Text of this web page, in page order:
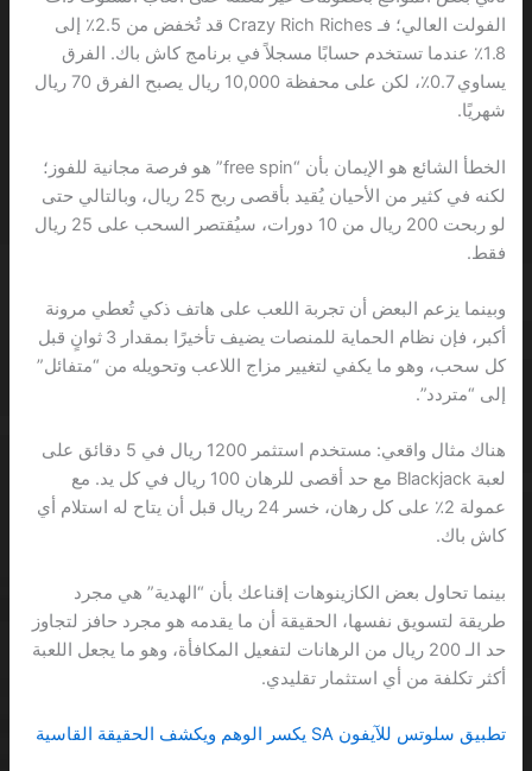
الفولت العالي؛ فـ Crazy Rich Riches قد تُخفض من 2.5٪ إلى
1.8٪ عندما تستخدم حسابًا مسجلاً في برنامج كاش باك. الفرق
يساوي 0.7٪، لكن على محفظة 10,000 ريال يصبح الفرق 70 ريال
شهريًا.
الخطأ الشائع هو الإيمان بأن “free spin” هو فرصة مجانية للفوز؛
لكنه في كثير من الأحيان يُقيد بأقصى ربح 25 ريال، وبالتالي حتى
لو ربحت 200 ريال من 10 دورات، سيُقتصر السحب على 25 ريال
فقط.
وبينما يزعم البعض أن تجربة اللعب على هاتف ذكي تُعطي مرونة
أكبر، فإن نظام الحماية للمنصات يضيف تأخيرًا بمقدار 3 ثوانٍ قبل
كل سحب، وهو ما يكفي لتغيير مزاج اللاعب وتحويله من “متفائل”
إلى “متردد”.
هناك مثال واقعي: مستخدم استثمر 1200 ريال في 5 دقائق على
لعبة Blackjack مع حد أقصى للرهان 100 ريال في كل يد. مع
عمولة 2٪ على كل رهان، خسر 24 ريال قبل أن يتاح له استلام أي
كاش باك.
بينما تحاول بعض الكازينوهات إقناعك بأن “الهدية” هي مجرد
طريقة لتسويق نفسها، الحقيقة أن ما يقدمه هو مجرد حافز لتجاوز
حد الـ 200 ريال من الرهانات لتفعيل المكافأة، وهو ما يجعل اللعبة
أكثر تكلفة من أي استثمار تقليدي.
تطبيق سلوتس للآيفون SA يكسر الوهم ويكشف الحقيقة القاسية